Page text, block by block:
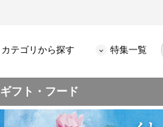
カテゴリから探す 特集一覧
ギフト・フード